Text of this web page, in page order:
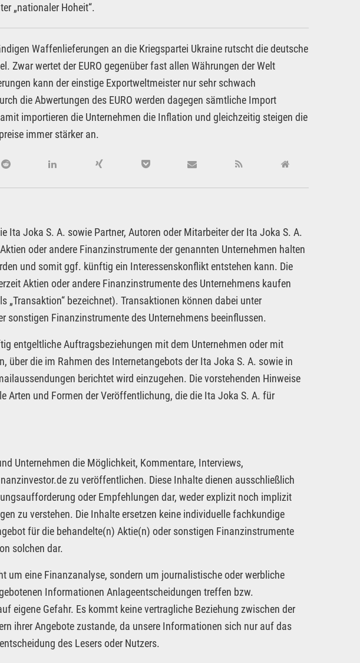
„nationaler Hoheit“.
Waffenlieferungen an die Kriegspartei Ukraine rutscht die deutsche
Zwar wertet der EURO gegenüber fast allen Währungen der Welt
kann der einstige Exportweltmeister nur sehr schwach
die Abwertungen des EURO werden dagegen sämtliche Import
importieren die Unternehmen die Inflation und gleichzeitig steigen die
immer stärker an.
Ita Joka S. A. sowie Partner, Autoren oder Mitarbeiter der Ita Joka S. A.
oder andere Finanzinstrumente der genannten Unternehmen halten
und somit ggf. künftig ein Interessenskonflikt entstehen kann. Die
Aktien oder andere Finanzinstrumente des Unternehmens kaufen
bezeichnet). Transaktionen können dabei unter
sonstigen Finanzinstrumente des Unternehmens beeinflussen.
entgeltliche Auftragsbeziehungen mit dem Unternehmen oder mit
über die im Rahmen des Internetangebots der Ita Joka S. A. sowie in
berichtet wird einzugehen. Die vorstehenden Hinweise
Arten und Formen der Veröffentlichung, die die Ita Joka S. A. für
Unternehmen die Möglichkeit, Kommentare, Interviews,
zu veröffentlichen. Diese Inhalte dienen ausschließlich
oder Empfehlungen dar, weder explizit noch implizit
zu verstehen. Die Inhalte ersetzen keine individuelle fachkundige
für die behandelte(n) Aktie(n) oder sonstigen Finanzinstrumente
solchen dar.
um eine Finanzanalyse, sondern um journalistische oder werbliche
Informationen Anlageentscheidungen treffen bzw.
eigene Gefahr. Es kommt keine vertragliche Beziehung zwischen der
ihrer Angebote zustande, da unsere Informationen sich nur auf das
des Lesers oder Nutzers.